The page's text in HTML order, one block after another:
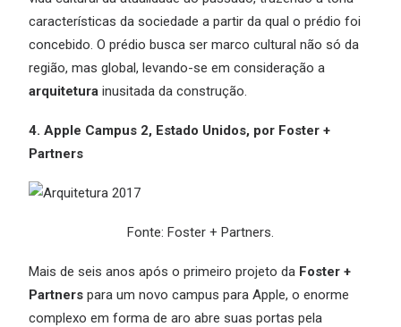
características da sociedade a partir da qual o prédio foi
concebido. O prédio busca ser marco cultural não só da
região, mas global, levando-se em consideração a
arquitetura inusitada da construção.
4. Apple Campus 2, Estado Unidos, por Foster +
Partners
Fonte: Foster + Partners.
Mais de seis anos após o primeiro projeto da Foster +
Partners para um novo campus para Apple, o enorme
complexo em forma de aro abre suas portas pela